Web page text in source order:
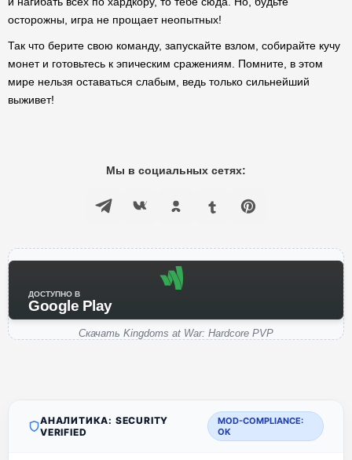
осторожны, игра не прощает неопытных!
Так что берите свою команду, запускайте взлом, собирайте кучу
монет и готовьтесь к эпическим сражениям. Помните, в этом
мире нельзя оставаться слабым, ведь только сильнейший
выживет!
Мы в социальных сетях:
ДОСТУПНО В
Google Play
Скачать Kingdoms at War: Hardcore PVP
АНАЛИТИКА: SECURITY
VERIFIED
MOD-COMPLIANCE:
OK